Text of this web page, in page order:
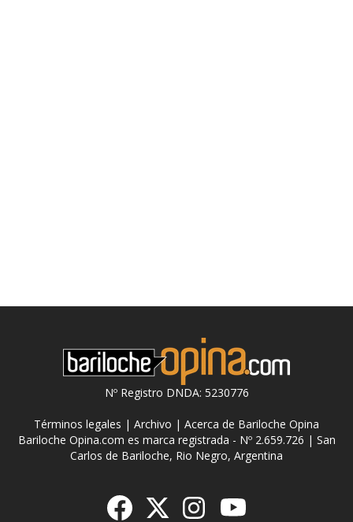
Nº Registro DNDA: 5230776
Términos legales | Archivo | Acerca de Bariloche Opina
Bariloche Opina.com es marca registrada - Nº 2.659.726 | San
Carlos de Bariloche, Rio Negro, Argentina